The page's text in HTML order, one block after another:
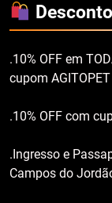
.10% OFF em
cupom AGITOPET
.10% OFF com
.Ingresso e
Campos do